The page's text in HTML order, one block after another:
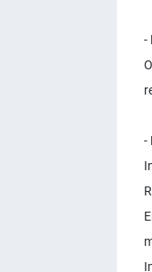
-
-